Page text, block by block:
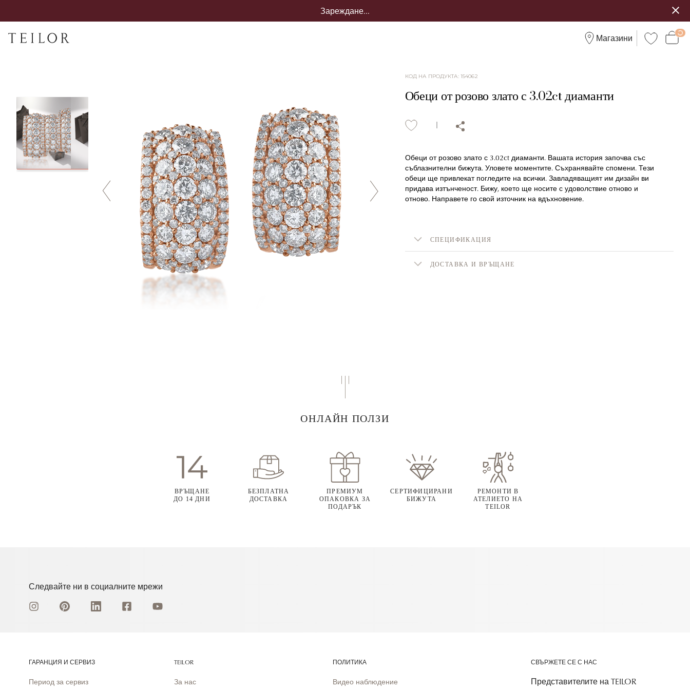
Зареждане...
Магазини
КОД НА ПРОДУКТА: 154062
Обеци от розово злато с 3.02ct диаманти
Обеци от розово злато с 3.02ct диаманти. Вашата история започва със
съблазнителни бижута. Уловете моментите. Съхранявайте спомени. Тези
обеци ще привлекат погледите на всички. Завладяващият им дизайн ви
придава изтънченост. Бижу, което ще носите с удоволствие отново и
отново. Направете го свой източник на вдъхновение.
СПЕЦИФИКАЦИЯ
ДОСТАВКА И ВРЪЩАНЕ
ОНЛАЙН ПОЛЗИ
ВРЪЩАНЕ
ДО 14 ДНИ
БЕЗПЛАТНА
ДОСТАВКА
ПРЕМИУМ
ОПАКОВКА ЗА
ПОДАРЪК
СЕРТИФИЦИРАНИ
БИЖУТА
РЕМОНТИ В
АТЕЛИЕТО НА
TEILOR
Следвайте ни в социалните мрежи
ГАРАНЦИЯ И СЕРВИЗ
Период за сервиз
TEILOR
За нас
ПОЛИТИКА
Видео наблюдение
СВЪРЖЕТЕ СЕ С НАС
Представителите на TEILOR